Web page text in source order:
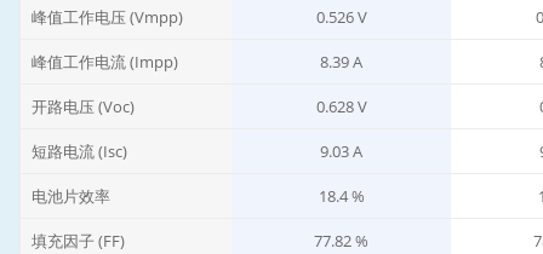
峰值工作电压 (Vmpp) 0.526 V
峰值工作电流 (Impp) 8.39 A
开路电压 (Voc) 0.628 V
短路电流 (Isc) 9.03 A
电池片效率 18.4 %
填充因子 (FF) 77.82 %